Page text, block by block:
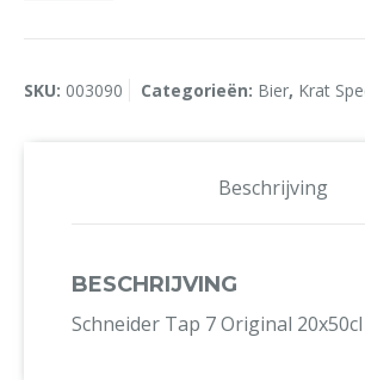
SKU: 003090 Categorieën: Bier, Krat
Beschrijving
BESCHRIJVING
Schneider Tap 7 Original 20x50cl